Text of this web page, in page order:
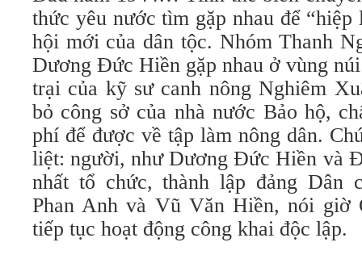
thức yêu nước tìm gặp nhau để
hội mới của dân tộc. Nhóm Thanh
Dương Đức Hiền gặp nhau ở vùng
trại của kỹ sư canh nông Nghiêm
bỏ công sở của nhà nước Bảo hộ,
phí để được về tập làm nông dân.
liệt: người, như Dương Đức Hiền và
nhất tổ chức, thành lập đảng Dân
Phan Anh và Vũ Văn Hiền, nói giờ
tiếp tục hoạt động công khai độc lập.